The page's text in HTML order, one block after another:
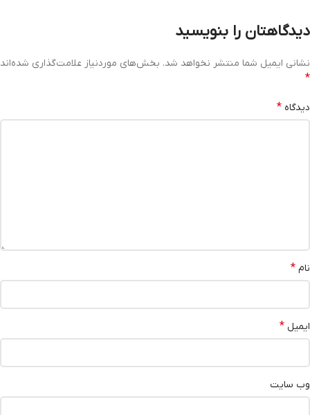
دیدگاهتان را بنویسید
نشانی ایمیل شما منتشر نخواهد شد. بخش‌های موردنیاز علامت‌گذاری شده‌اند
*
دیدگاه *
نام *
ایمیل *
وب‌ سایت